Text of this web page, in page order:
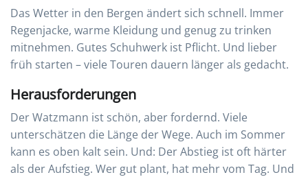
Das Wetter in den Bergen ändert sich schnell. Immer
Regenjacke, warme Kleidung und genug zu trinken
mitnehmen. Gutes Schuhwerk ist Pflicht. Und lieber
früh starten – viele Touren dauern länger als gedacht.
Herausforderungen
Der Watzmann ist schön, aber fordernd. Viele
unterschätzen die Länge der Wege. Auch im Sommer
kann es oben kalt sein. Und: Der Abstieg ist oft härter
als der Aufstieg. Wer gut plant, hat mehr vom Tag. Und